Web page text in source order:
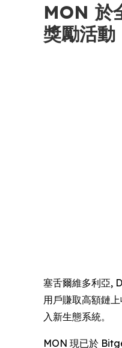
MON 於
獎勵活動
塞舌爾維多利亞,
用戶賺取高額鏈
入新生態系統。
MON 現已於